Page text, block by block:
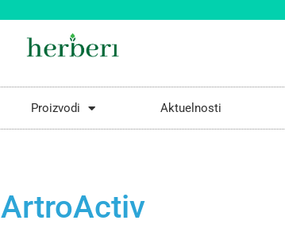
Proizvodi Aktuelnosti
ArtroActiv